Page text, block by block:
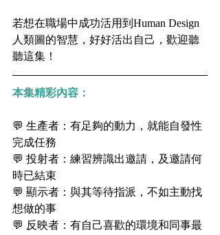
若想在職場中成功活用到Human Design
人類圖的智慧，好好活出自己，歡迎聽
聽這集！
本集精彩內容：
💬 生產者：有足夠的動力，就能自發性
完成任務
💬 投射者：練習辨識出邀請，及邀請何
時已結束
💬 顯示者：與其等待指派，不如主動找
想做的事
💬 反映者：有自己喜歡的環境和同事最